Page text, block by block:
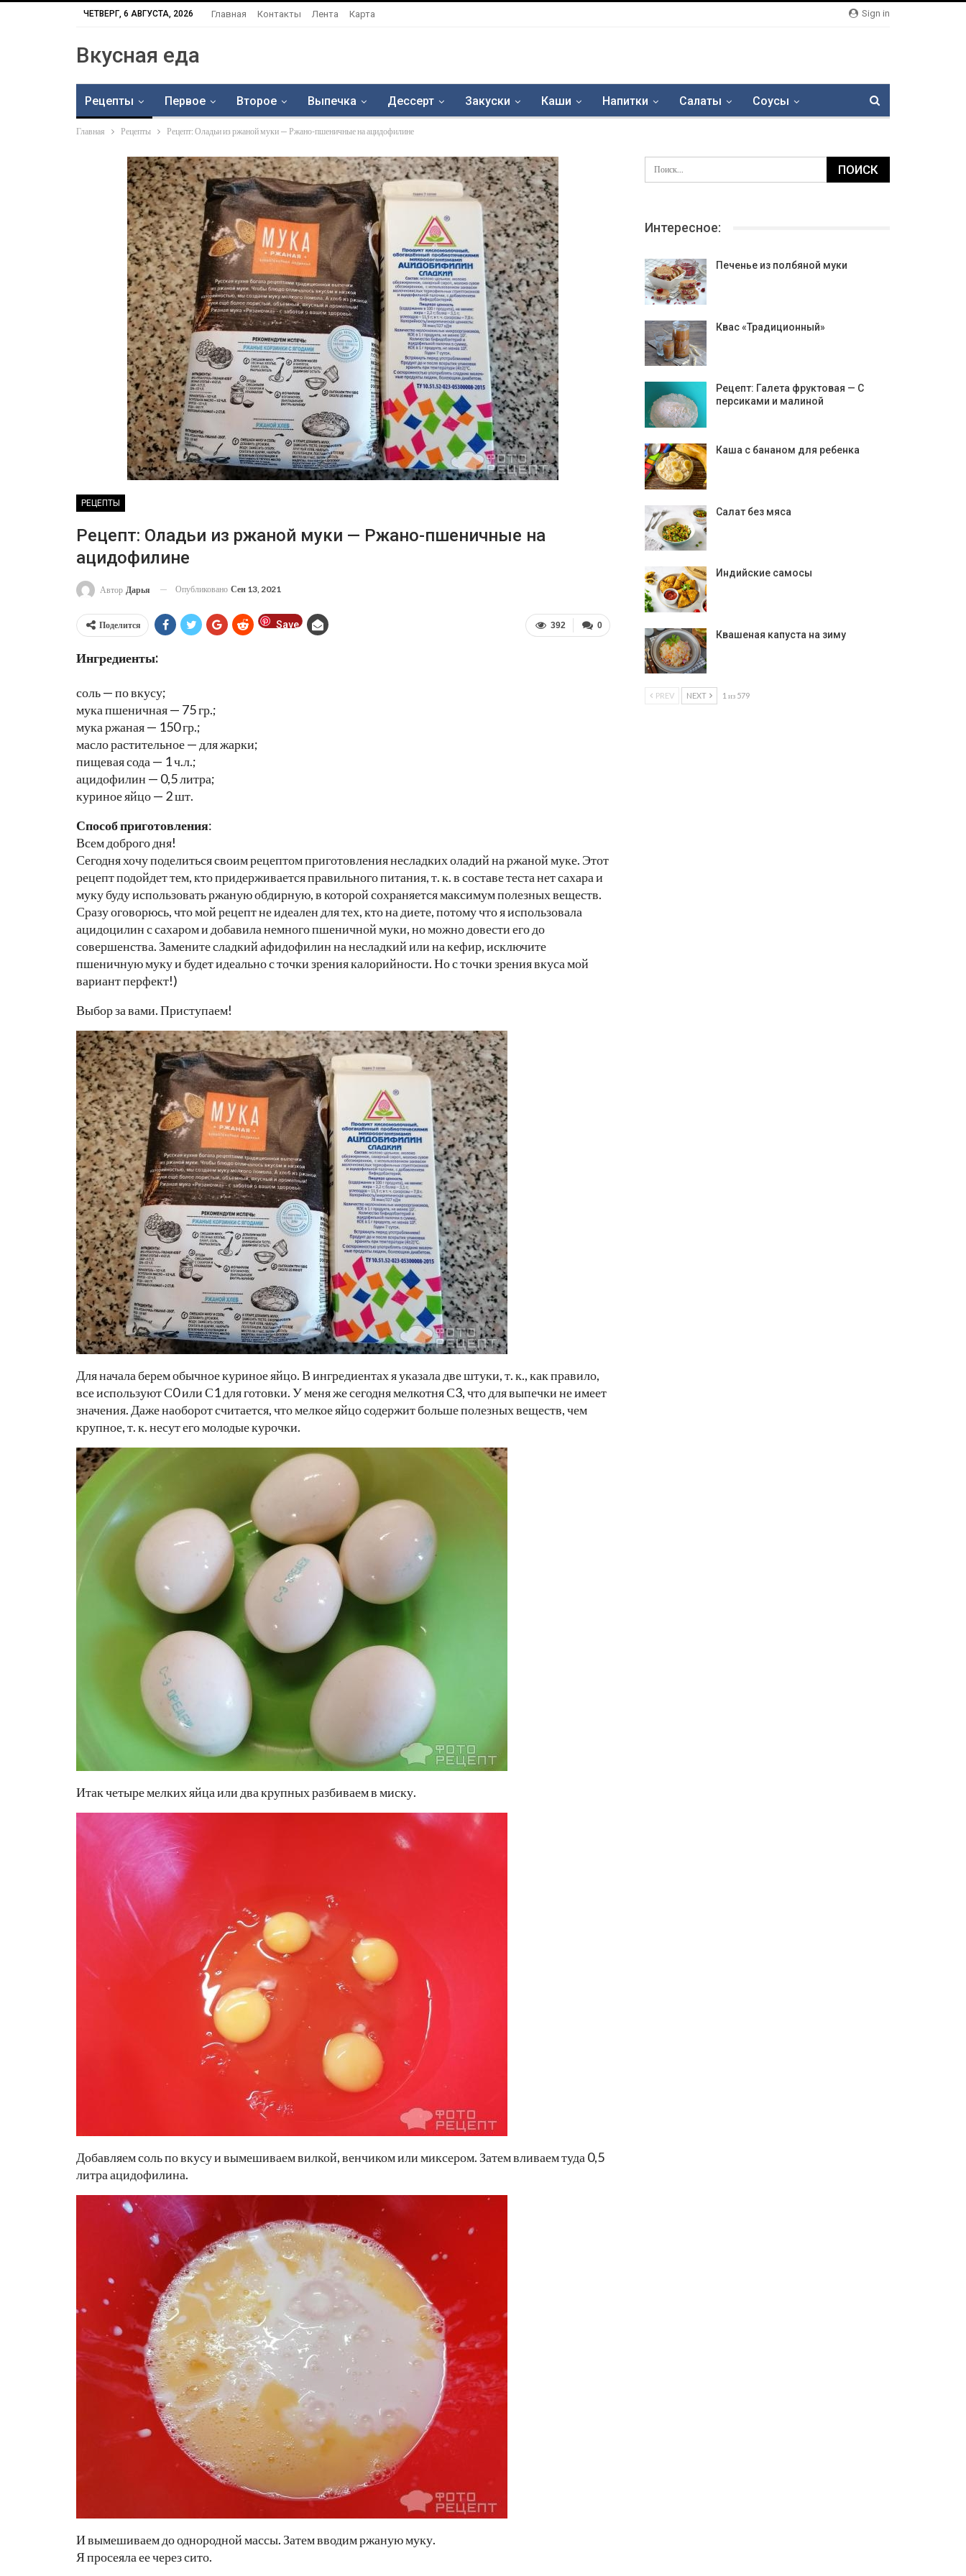
Sign in
ЧЕТВЕРГ, 6 АВГУСТА, 2026 Главная Контакты Лента Карта
Вкусная еда
Рецепты Первое Второе Выпечка Дессерт Закуски Каши Напитки Салаты Соусы
Главная Рецепты Рецепт: Оладьи из ржаной муки — Ржано-пшеничные на ацидофилине
РЕЦЕПТЫ
Рецепт: Оладьи из ржаной муки — Ржано-пшеничные на
ацидофилине
Автор Дарья Опубликовано Сен 13, 2021
0
392
Поделится Save
Ингредиенты:
соль — по вкусу;
мука пшеничная — 75 гр.;
мука ржаная — 150 гр.;
масло растительное — для жарки;
пищевая сода — 1 ч.л.;
ацидофилин — 0,5 литра;
куриное яйцо — 2 шт.
Способ приготовления:
Всем доброго дня!
Сегодня хочу поделиться своим рецептом приготовления несладких оладий на ржаной муке. Этот
рецепт подойдет тем, кто придерживается правильного питания, т. к. в составе теста нет сахара и
муку буду использовать ржаную обдирную, в которой сохраняется максимум полезных веществ.
Сразу оговорюсь, что мой рецепт не идеален для тех, кто на диете, потому что я использовала
ацидоцилин с сахаром и добавила немного пшеничной муки, но можно довести его до
совершенства. Замените сладкий афидофилин на несладкий или на кефир, исключите
пшеничную муку и будет идеально с точки зрения калорийности. Но с точки зрения вкуса мой
вариант перфект!)
Выбор за вами. Приступаем!
Для начала берем обычное куриное яйцо. В ингредиентах я указала две штуки, т. к., как правило,
все используют С0 или С1 для готовки. У меня же сегодня мелкотня С3, что для выпечки не имеет
значения. Даже наоборот считается, что мелкое яйцо содержит больше полезных веществ, чем
крупное, т. к. несут его молодые курочки.
Итак четыре мелких яйца или два крупных разбиваем в миску.
Добавляем соль по вкусу и вымешиваем вилкой, венчиком или миксером. Затем вливаем туда 0,5
литра ацидофилина.
И вымешиваем до однородной массы. Затем вводим ржаную муку.
Я просеяла ее через сито.
Интересное:
Печенье из полбяной муки
Квас «Традиционный»
Рецепт: Галета фруктовая — С
персиками и малиной
Каша с бананом для ребенка
Салат без мяса
Индийские самосы
Квашеная капуста на зиму
PREV NEXT 1 из 579